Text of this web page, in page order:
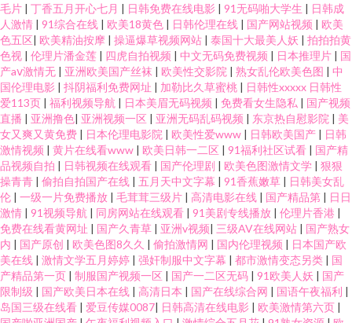
毛片 | 丁香五月开心七月 | 日韩免费在线电影 | 91无码啪大学生 | 日韩成
人激情 | 91综合在线 | 欧美18黄色 | 日韩伦理在线 | 国产网站视频 | 欧美
色五区| 欧美精油按摩 | 操逼爆草视频网站 | 泰国十大最美人妖 | 拍拍拍黄
色视 | 伦理片潘金莲 | 四虎自拍视频 | 中文无码免费视频 | 日本推理片 | 国
产aⅴ激情无 | 亚洲欧美国产丝袜 | 欧美性交影院 | 熟女乱伦欧美色图 | 中
国伦理电影 | 抖阴福利免费网址 | 加勒比久草蜜桃 | 日韩性xxxxx 日韩性
爱113页 | 福利视频导航 | 日本美眉无码视频 | 免费看女生隐私 | 国产视频
直播 | 亚洲撸色| 亚洲视频一区 | 亚洲无码乱码视频 | 东京热自慰影院 | 美
女又爽又黄免费 | 日本伦理电影院 | 欧美性爱www | 日韩欧美国产 | 日韩
激情视频 | 黄片在线看www | 欧美日韩一二区 | 91福利社区试看 | 国产精
品视频自拍 | 日韩视频在线观看 | 国产伦理剧 | 欧美色图激情文学 | 狠狠
操青青 | 偷拍自拍国产在线 | 五月天中文字幕 | 91香蕉嫩草 | 日韩美女乱
伦 | 一级一片免费播放 | 毛茸茸三级片 | 高清电影在线 | 国产精品第 | 日日
激情 | 91视频导航 | 同房网站在线观看 | 91美剧专线播放 | 伦理片香港 |
免费在线看黄网址 | 国产久青草 | 亚洲v视频| 三级AV在线网站 | 国产熟女
内 | 国产原创 | 欧美色图8久久 | 偷拍激情网 | 国内伦理视频 | 日本国产欧
美在线 | 激情文学五月婷婷 | 强奸制服中文字幕 | 都市激情变态另类 | 国
产精品第一页 | 制服国产视频一区 | 国产一二区无码 | 91欧美人妖 | 国产
限制级 | 国产欧美日本在线 | 高清日本 | 国产在线综合网 | 国语午夜福利 |
岛国三级在线看 | 爱豆传媒0087| 日韩高清在线电影 | 欧美激情第六页 |